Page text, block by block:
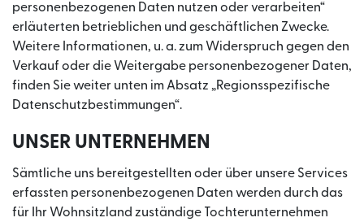
personenbezogenen Daten nutzen oder verarbeiten“
erläuterten betrieblichen und geschäftlichen Zwecke.
Weitere Informationen, u. a. zum Widerspruch gegen den
Verkauf oder die Weitergabe personenbezogener Daten,
finden Sie weiter unten im Absatz „Regionsspezifische
Datenschutzbestimmungen“.
UNSER UNTERNEHMEN
Sämtliche uns bereitgestellten oder über unsere Services
erfassten personenbezogenen Daten werden durch das
für Ihr Wohnsitzland zuständige Tochterunternehmen